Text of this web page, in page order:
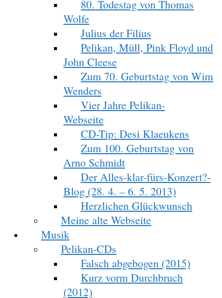
80. Todestag von Thomas
Wolfe
Julius der Filius
Pelikan, Müll, Pink Floyd und
John Cleese
Zum 70. Geburtstag von Wim
Wenders
Vier Jahre Pelikan-
Webseite
CD-Tip: Desi Klaeukens
Zum 100. Geburtstag von
Arno Schmidt
Der Alles-klar-fürs-Konzert?-
Blog (28. 4. – 6. 5. 2013)
Herzlichen Glückwunsch
Meine alte Webseite
Musik
Pelikan-CDs
Falsch abgebogen (2015)
Kurz vorm Durchbruch
(2012)